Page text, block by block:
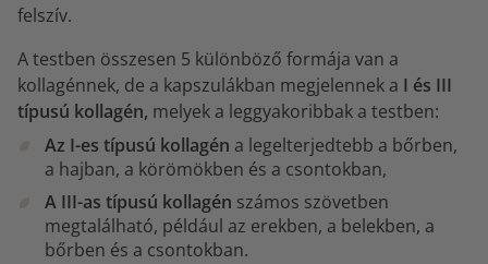
felszív.
A testben összesen 5 különböző formája van a
kollagénnek, de a kapszulákban megjelennek a I és III
típusú kollagén, melyek a leggyakoribbak a testben:
Az I-es típusú kollagén a legelterjedtebb a bőrben,
a hajban, a körömökben és a csontokban,
A III-as típusú kollagén számos szövetben
megtalálható, például az erekben, a belekben, a
bőrben és a csontokban.